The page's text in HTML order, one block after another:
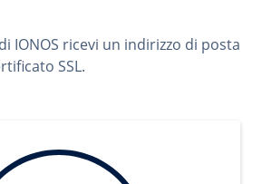
IONOS ricevi un indirizzo di posta
SSL.